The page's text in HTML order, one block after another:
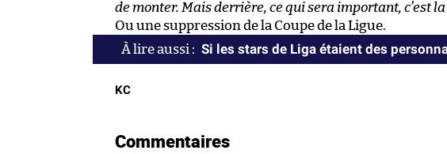
de monter. Mais derrière, ce qui sera important, c’est la
Ou une suppression de la Coupe de la Ligue.
Si les stars de Liga étaient des
KC
Commentaires